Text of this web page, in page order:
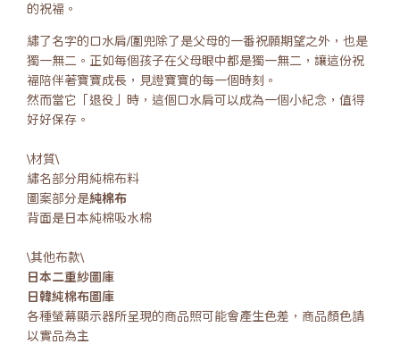
的祝福。
繡了名字的口水肩/圍兜除了是父母的一番祝願期望之外，也是
獨一無二。正如每個孩子在父母眼中都是獨一無二，讓這份祝
福陪伴著寶寶成長，見證寶寶的每一個時刻。
然而當它「退役」時，這個口水肩可以成為一個小紀念，值得
好好保存。
\材質\
繡名部分用純棉布料
圖案部分是純棉布
背面是日本純棉吸水棉
\其他布款\
日本二重紗圖庫
日韓純棉布圖庫
各種螢幕顯示器所呈現的商品照可能會產生色差，商品顏色請
以實品為主